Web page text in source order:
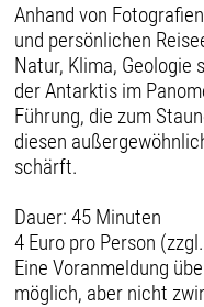
Anhand von
und persönlichen
Natur, Klima, Geologie
der Antarktis im
Führung, die zum
diesen
schärft.
Dauer: 45 Minuten
4 Euro pro Person
Eine Voranmeldung
möglich, aber nicht